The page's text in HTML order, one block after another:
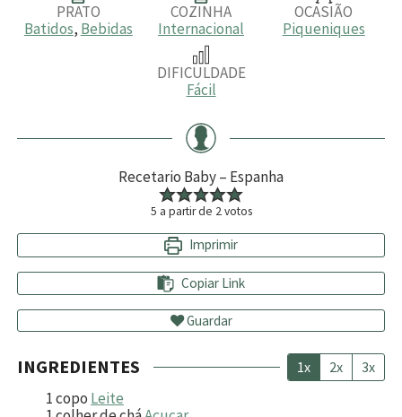
PRATO
Batidos, Bebidas
COZINHA
Internacional
OCASIÃO
Piqueniques
DIFICULDADE
Fácil
Recetario Baby – Espanha
5 a partir de 2votos
Imprimir
Copiar Link
Guardar
INGREDIENTES 1x 2x 3x
1copo Leite